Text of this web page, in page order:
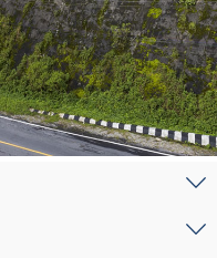
หลายๆ คนคุ้นเคยและรู้จัก